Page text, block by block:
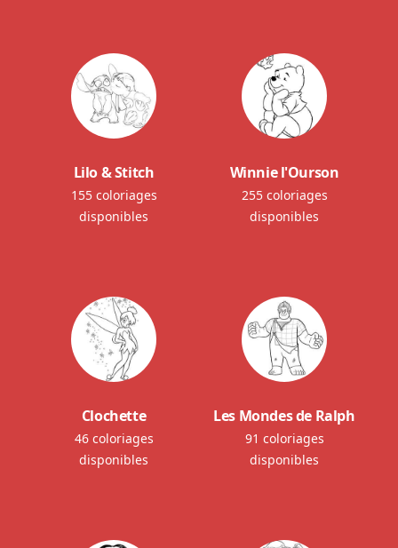
Lilo & Stitch
155 coloriages
disponibles
Winnie l'Ourson
255 coloriages
disponibles
Clochette
46 coloriages
disponibles
Les Mondes de Ralph
91 coloriages
disponibles